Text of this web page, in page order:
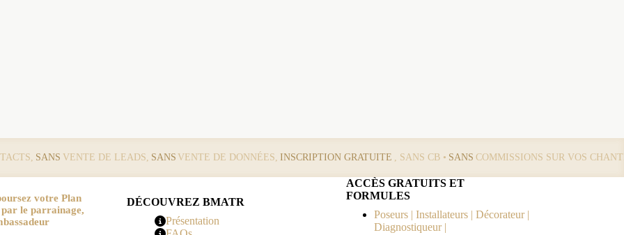
SANS VENTE DE LEADS, SANS VENTE DE DONNÉES, INSCRIPTION GRATUITE , SANS CB • SANS COMMISSIONS SUR VOS
votre Plan
le parrainage,
DÉCOUVREZ BMATR
Présentation
ACCÈS GRATUITS ET
FORMULES
Poseurs | Installateurs | Décorateur |
Diagnostiqueur |